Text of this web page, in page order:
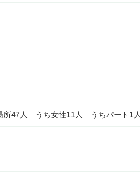
所47人 うち女性11人 うちパート1人